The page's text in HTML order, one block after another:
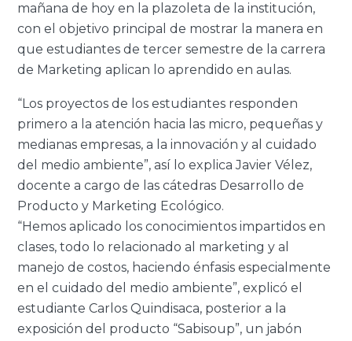
mañana de hoy en la plazoleta de la institución,
con el objetivo principal de mostrar la manera en
que estudiantes de tercer semestre de la carrera
de Marketing aplican lo aprendido en aulas.
“Los proyectos de los estudiantes responden
primero a la atención hacia las micro, pequeñas y
medianas empresas, a la innovación y al cuidado
del medio ambiente”, así lo explica Javier Vélez,
docente a cargo de las cátedras Desarrollo de
Producto y Marketing Ecológico.
“Hemos aplicado los conocimientos impartidos en
clases, todo lo relacionado al marketing y al
manejo de costos, haciendo énfasis especialmente
en el cuidado del medio ambiente”, explicó el
estudiante Carlos Quindisaca, posterior a la
exposición del producto “Sabisoup”, un jabón